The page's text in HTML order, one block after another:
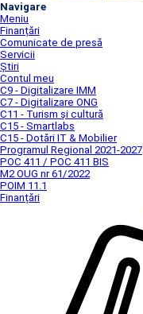
Navigare
Meniu
Finanțări
Comunicate de presă
Servicii
Știri
Contul meu
C9 - Digitalizare IMM
C7 - Digitalizare ONG
C11 - Turism și cultură
C15 - Smartlabs
C15 - Dotări IT & Mobilier
Programul Regional 2021-2027
POC 411 / POC 411 BIS
M2 OUG nr 61/2022
POIM 11.1
Finanțări